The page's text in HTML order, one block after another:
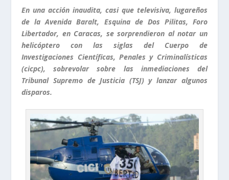
En una acción inaudita, casi que televisiva, lugareños
de la Avenida Baralt, Esquina de Dos Pilitas, Foro
Libertador, en Caracas, se sorprendieron al notar un
helicóptero con las siglas del Cuerpo de
Investigaciones Científicas, Penales y Criminalísticas
(cicpc), sobrevolar sobre las inmediaciones del
Tribunal Supremo de Justicia (TSJ) y lanzar algunos
disparos.